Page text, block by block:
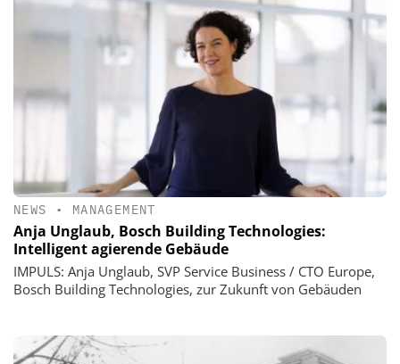
NEWS • MANAGEMENT
Anja Unglaub, Bosch Building Technologies:
Intelligent agierende Gebäude
IMPULS: Anja Unglaub, SVP Service Business / CTO Europe,
Bosch Building Technologies, zur Zukunft von Gebäuden